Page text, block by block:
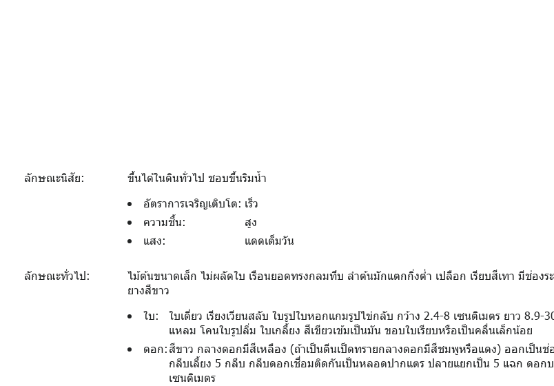
ลักษณะนิสัย:
ขึ้นได้ในดินทั่วไป ชอบขึ้นริมน้ำ
อัตราการเจริญเติบโต: เร็ว
ความชื้น:
สูง
แสง:
แดดเต็มวัน
ลักษณะทั่วไป:
ไม้ต้นขนาดเล็ก ไม่ผลัดใบ เรือนยอดทรงกลมทึบ ลำต้นมักแตกกิ่งต่ำ เปลือก เรียบสีเทา มีช่องร
ยางสีขาว
ใบ:
ใบเดี่ยว เรียงเวียนสลับ ใบรูปใบหอกแกมรูปไข่กลับ กว้าง 2.4-8 เซนติเมตร ยาว 8.9-
แหลม โคนใบรูปลิ่ม ใบเกลี้ยง สีเขียวเข้มเป็นมัน ขอบใบเรียบหรือเป็นคลื่นเล็กน้อย
ดอก:สีขาว กลางดอกมีสีเหลือง (ถ้าเป็นตีนเป็ดทรายกลางดอกมีสีชมพูหรือแดง) ออกเป็น
กลีบเลี้ยง 5 กลีบ กลีบดอกเชื่อมติดกันเป็นหลอดปากแตร ปลายแยกเป็น 5 แฉก ดอก
เซนติเมตร